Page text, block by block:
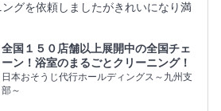
グを依頼しましたがきれいになり満
全国１５０店舗以上展開中の全国チェ
ーン！浴室のまるごとクリーニング！
日本おそうじ代行ホールディングス～九州支
部～